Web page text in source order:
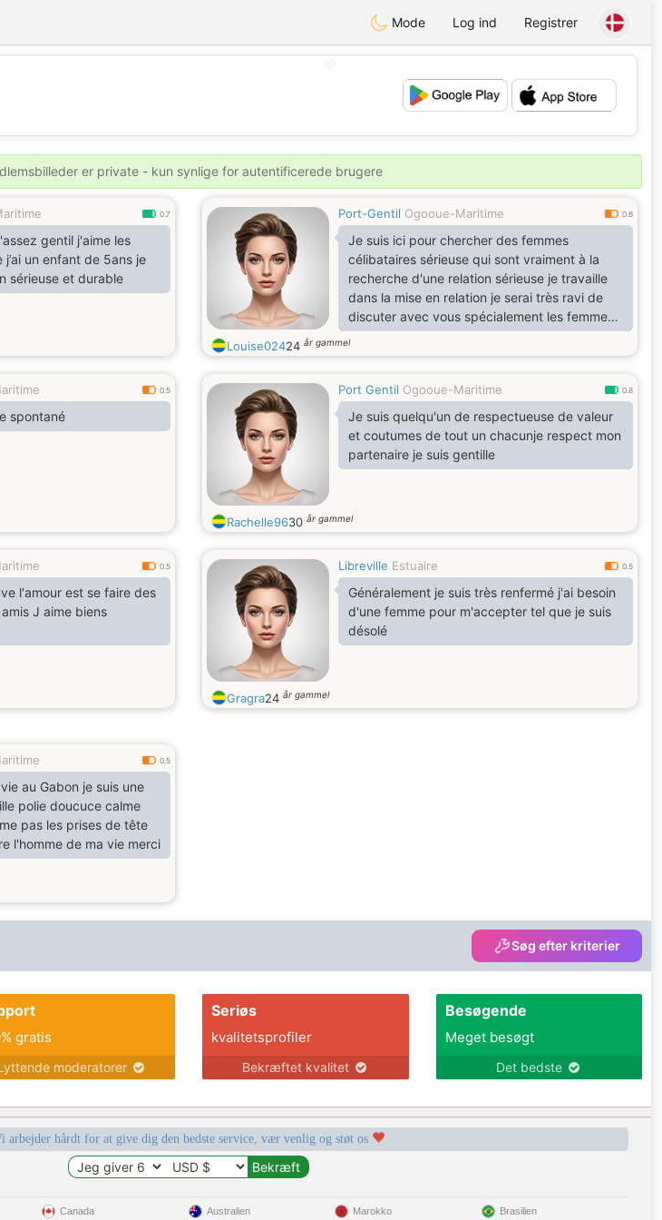
Mode Log ind Registrer
💕
💕
er private - kun synlige for autentificerede brugere
0.7
gentil j'aime les
un enfant de 5ans je
sérieuse et durable
Port-Gentil Ogooue-Maritime 0.6
Je suis ici pour chercher des femmes
célibataires sérieuse qui sont vraiment à la
recherche d'une relation sérieuse je travaille
dans la mise en relation je serai très ravi de
discuter avec vous spécialement les femmes
du Gabon merci de m'écrire en privé pour plus
d'informations svp blagueur s'abstenir.merci
Louise02424 år gammel
0.5
spontané
Port Gentil Ogooue-Maritime 0.8
Je suis quelqu'un de respectueuse de valeur
et coutumes de tout un chacunje respect mon
partenaire je suis gentille
Rachelle9630 år gammel
0.5
l'amour est se faire des
J aime biens
Libreville Estuaire 0.5
Généralement je suis très renfermé j'ai besoin
d'une femme pour m'accepter tel que je suis
désolé
Gragra24 år gammel
0.5
au Gabon je suis une
je souhaite rencontre l'homme de ma vie merci
Søg efter kriterier
gratis
moderatorer
Seriøs
kvalitetsprofiler
Bekræftet kvalitet
Besøgende
Meget besøgt
Det bedste
arbejder hårdt for at give dig den bedste service, vær venlig og støt os
Canada Australien Marokko Brasilien